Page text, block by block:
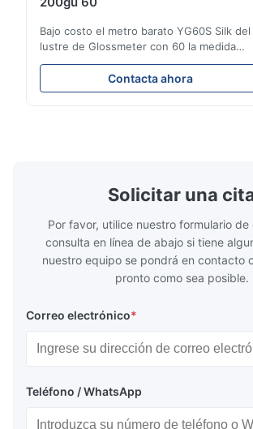
Bajo costo el metro barato YG60S Silk del
lustre de Glossmeter con 60 la medida
brillante de gu del grado 200 El metro
económico del lustre de YG60S 60° puede
probar el material con el lustre (0-
Contacta ahora
Solicitar una
Por favor, utilice nuestro formulario
consulta en línea de abajo si tiene
nuestro equipo se pondrá en contacto
pronto como sea posible.
Correo electrónico*
Teléfono / WhatsApp